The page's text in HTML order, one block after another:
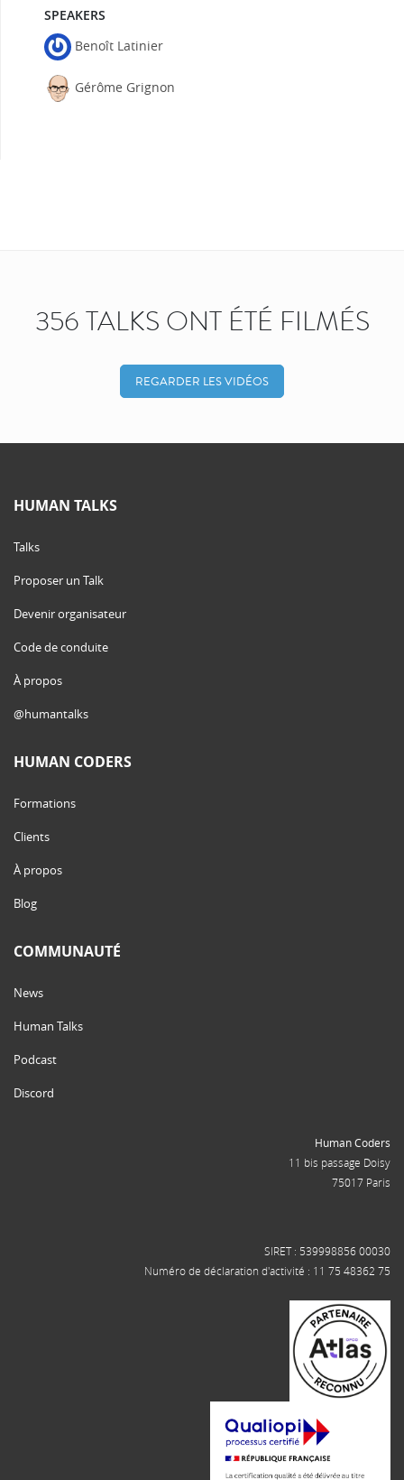
SPEAKERS
Benoît Latinier
Gérôme Grignon
356 TALKS ONT ÉTÉ FILMÉS
REGARDER LES VIDÉOS
HUMAN TALKS
Talks
Proposer un Talk
Devenir organisateur
Code de conduite
À propos
@humantalks
HUMAN CODERS
Formations
Clients
À propos
Blog
COMMUNAUTÉ
News
Human Talks
Podcast
Discord
Human Coders
11 bis passage Doisy
75017 Paris
SIRET : 539998856 00030
Numéro de déclaration d'activité : 11 75 48362 75